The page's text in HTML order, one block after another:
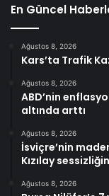
En Güncel
Ağustos 8, 2026
Kars’ta Trafik
Ağustos 8, 2026
ABD’nin
altında arttı
Ağustos 8, 2026
İsviçre’nin
Kızılay
Ağustos 8, 2026